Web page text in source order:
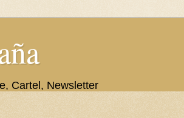
Cartel, Newsletter